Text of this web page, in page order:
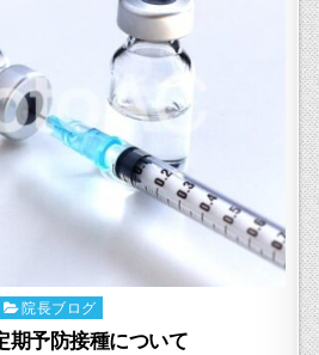
Posted
院長ブログ
期予防接種について